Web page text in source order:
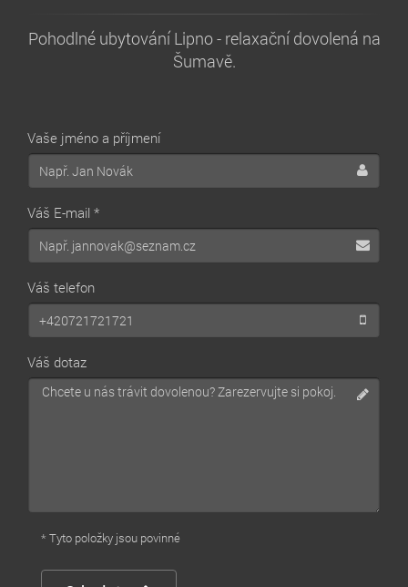
Pohodlné ubytování Lipno - relaxační dovolená na
Šumavě.
Vaše jméno a příjmení
Váš E-mail *
Váš telefon
Váš dotaz
* Tyto položky jsou povinné